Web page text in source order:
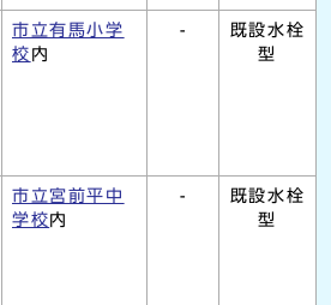
市立有馬小学
校 内
-
既設水栓
型
市立宮前平中
学校内
-
既設水栓
型